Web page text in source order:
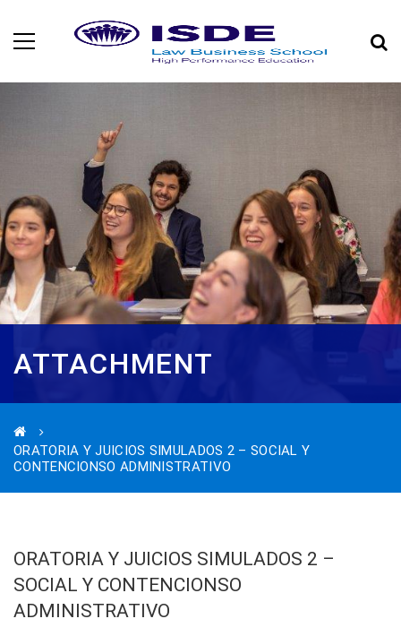
ATTACHMENT
ORATORIA Y JUICIOS SIMULADOS 2 – SOCIAL Y
CONTENCIONSO ADMINISTRATIVO
ORATORIA Y JUICIOS SIMULADOS 2 –
SOCIAL Y CONTENCIONSO
ADMINISTRATIVO